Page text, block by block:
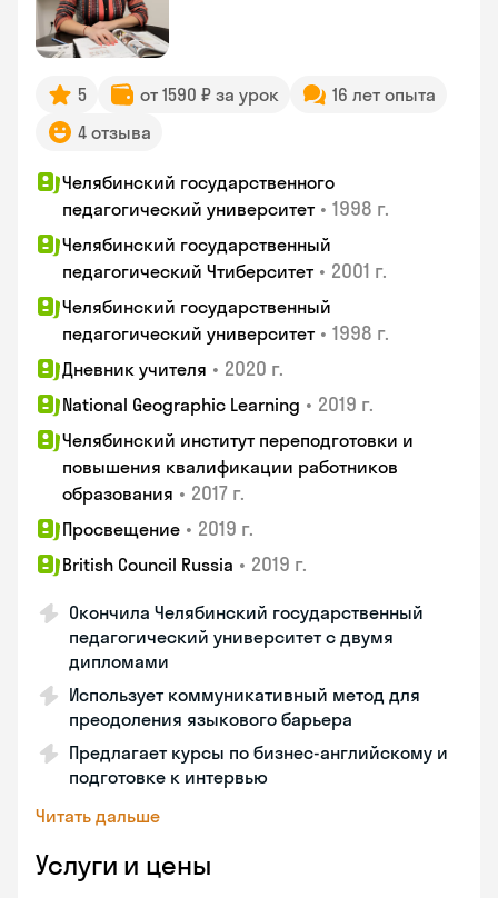
5 от 1590 ₽ за урок
16 лет опыта
4 отзыва
Челябинский государственного
педагогический университет • 1998 г.
Челябинский государственный
педагогический Чтиберситет • 2001 г.
Челябинский государственный
педагогический университет • 1998 г.
Дневник учителя • 2020 г.
National Geographic Learning • 2019 г.
Челябинский институт переподготовки и
повышения квалификации работников
образования • 2017 г.
Просвещение • 2019 г.
British Council Russia • 2019 г.
Окончила Челябинский государственный
педагогический университет с двумя
дипломами
Использует коммуникативный метод для
преодоления языкового барьера
Предлагает курсы по бизнес-английскому и
подготовке к интервью
Читать дальше
Услуги и цены